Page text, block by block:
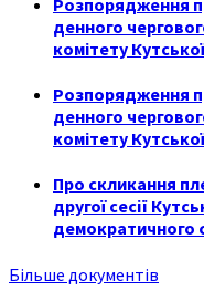
денного
комітету
Розпорядження
денного
комітету
Про скликання
другої сесії
демократичного
Більше документів